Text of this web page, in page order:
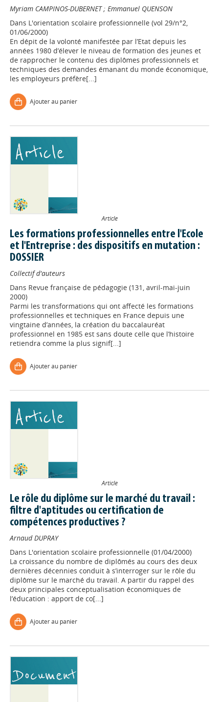
Myriam CAMPINOS-DUBERNET; Emmanuel QUENSON
Dans L'orientation scolaire professionnelle (vol 29/n°2,
01/06/2000)
En dépit de la volonté manifestée par l’Etat depuis les
années 1980 d’élever le niveau de formation des jeunes et
de rapprocher le contenu des diplômes professionnels et
techniques des demandes émanant du monde économique,
les employeurs préfère[...]
Ajouter au panier
Article
Les formations professionnelles entre l'Ecole
et l'Entreprise : des dispositifs en mutation :
DOSSIER
Collectif d'auteurs
Dans Revue française de pédagogie (131, avril-mai-juin
2000)
Parmi les transformations qui ont affecté les formations
professionnelles et techniques en France depuis une
vingtaine d’années, la création du baccalauréat
professionnel en 1985 est sans doute celle que l’histoire
retiendra comme la plus signif[...]
Ajouter au panier
Article
Le rôle du diplôme sur le marché du travail :
filtre d'aptitudes ou certification de
compétences productives ?
Arnaud DUPRAY
Dans L'orientation scolaire professionnelle (01/04/2000)
La croissance du nombre de diplômés au cours des deux
dernières décennies conduit à s’interroger sur le rôle du
diplôme sur le marché du travail. A partir du rappel des
deux principales conceptualisation économiques de
l’éducation : apport de co[...]
Ajouter au panier